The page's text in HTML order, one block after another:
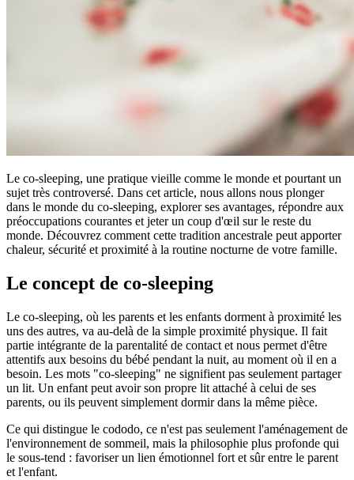
Le co-sleeping, une pratique vieille comme le monde et pourtant un
sujet très controversé. Dans cet article, nous allons nous plonger
dans le monde du co-sleeping, explorer ses avantages, répondre aux
préoccupations courantes et jeter un coup d'œil sur le reste du
monde. Découvrez comment cette tradition ancestrale peut apporter
chaleur, sécurité et proximité à la routine nocturne de votre famille.
Le concept de co-sleeping
Le co-sleeping, où les parents et les enfants dorment à proximité les
uns des autres, va au-delà de la simple proximité physique. Il fait
partie intégrante de la parentalité de contact et nous permet d'être
attentifs aux besoins du bébé pendant la nuit, au moment où il en a
besoin. Les mots "co-sleeping" ne signifient pas seulement partager
un lit. Un enfant peut avoir son propre lit attaché à celui de ses
parents, ou ils peuvent simplement dormir dans la même pièce.
Ce qui distingue le cododo, ce n'est pas seulement l'aménagement de
l'environnement de sommeil, mais la philosophie plus profonde qui
le sous-tend : favoriser un lien émotionnel fort et sûr entre le parent
et l'enfant.